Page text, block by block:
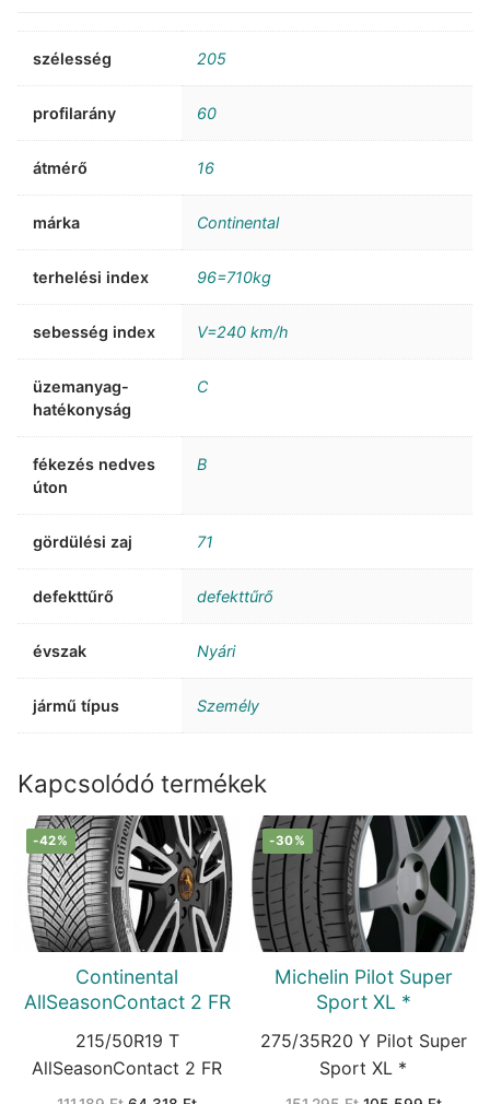
szélesség 205
profilarány 60
átmérő 16
márka Continental
terhelési index 96=710kg
sebesség index V=240 km/h
üzemanyag-
hatékonyság
C
fékezés nedves
úton
B
gördülési zaj 71
defekttűrő defekttűrő
évszak Nyári
jármű típus Személy
Kapcsolódó termékek
-42%
Continental
AllSeasonContact 2 FR
215/50R19 T
AllSeasonContact 2 FR
-30%
Michelin Pilot Super
Sport XL *
275/35R20 Y Pilot Super
Sport XL *